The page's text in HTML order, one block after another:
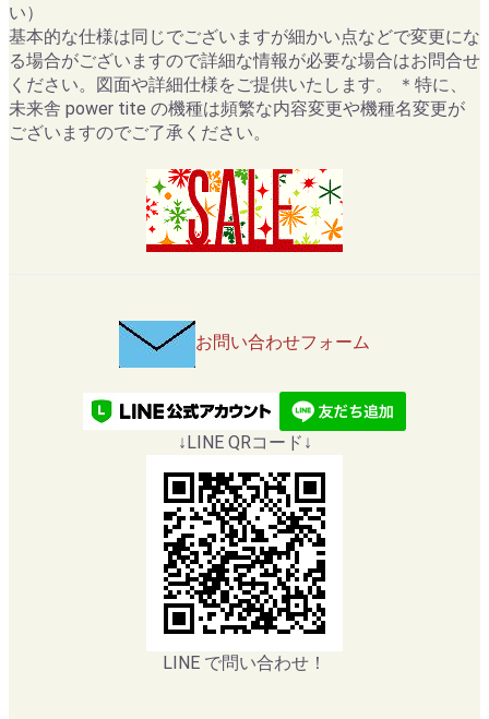
い）
基本的な仕様は同じでございますが細かい点などで変更にな
る場合がございますので詳細な情報が必要な場合はお問合せ
ください。図面や詳細仕様をご提供いたします。 ＊特に、
未来舎 power tite の機種は頻繁な内容変更や機種名変更が
ございますのでご了承ください。
お問い合わせフォーム
↓LINE QRコード↓
LINE で問い合わせ！